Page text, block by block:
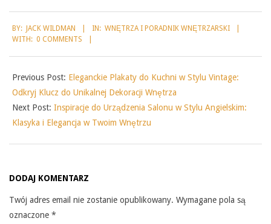
08-
BY: JACK WILDMAN IN: WNĘTRZA I PORADNIK WNĘTRZARSKI
WITH: 0 COMMENTS
Previous Post: Eleganckie Plakaty do Kuchni w Stylu Vintage:
Odkryj Klucz do Unikalnej Dekoracji Wnętrza
Next Post: Inspiracje do Urządzenia Salonu w Stylu Angielskim:
Klasyka i Elegancja w Twoim Wnętrzu
DODAJ KOMENTARZ
Twój adres email nie zostanie opublikowany. Wymagane pola są
oznaczone *